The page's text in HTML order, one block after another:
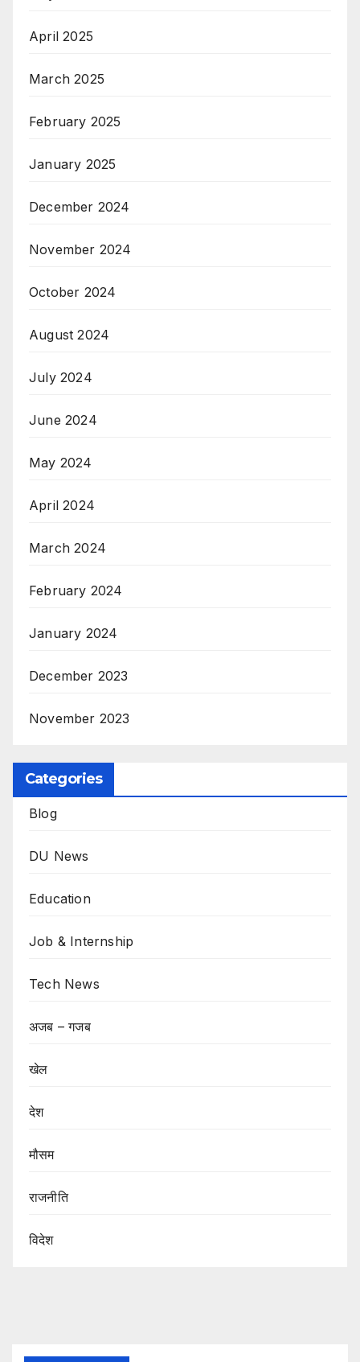
April 2025
March 2025
February 2025
January 2025
December 2024
November 2024
October 2024
August 2024
July 2024
June 2024
May 2024
April 2024
March 2024
February 2024
January 2024
December 2023
November 2023
Categories
Blog
DU News
Education
Job & Internship
Tech News
अजब – गजब
खेल
देश
मौसम
राजनीति
विदेश